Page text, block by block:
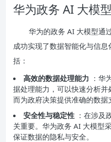
华为政务 AI 大模
华为的政务 AI 大模型通
成功实现了数据智能化与信
括：
高效的数据处理能力 ：华
据处理能力，可以快速分析
而为政府决策提供准确的数据
安全性与稳定性 ：在涉及
关重要。华为政务 AI 大模型
保证数据的隐私与安全。